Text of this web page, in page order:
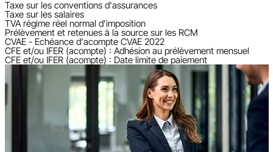
Taxe sur les conventions d'assurances
Taxe sur les salaires
TVA régime réel normal d'imposition
Prélèvement et retenues à la source sur les RCM
CVAE - Echéance d'acompte CVAE 2022
CFE et/ou IFER (acompte) : Adhésion au prélèvement mensuel
CFE et/ou IFER (acompte) : Date limite de paiement